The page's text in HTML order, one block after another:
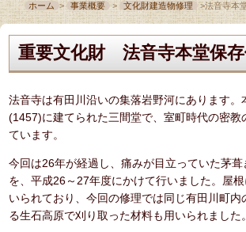
ホーム > 事業概要 > 文化財建造物修理 >法音寺本
重要文化財 法音寺本堂保
法音寺は有田川沿いの集落岩野河にあります。
(1457)に建てられた三間堂で、室町時代の密教
ています。
今回は26年が経過し、痛みが目立っていた茅葺
を、平成26～27年度にかけて行いました。屋
いられており、今回の修理では同じ有田川町内
る生石高原で刈り取った材料も用いられました。